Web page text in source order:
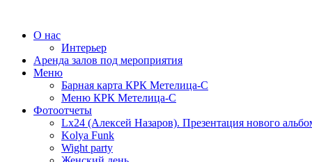
О нас
Интерьер
Аренда залов под мероприятия
Меню
Барная карта КРК Метелица-С
Меню КРК Метелица-С
Фотоотчеты
Lx24 (Алексей Назаров). Презентация нового
Kolya Funk
Wight party